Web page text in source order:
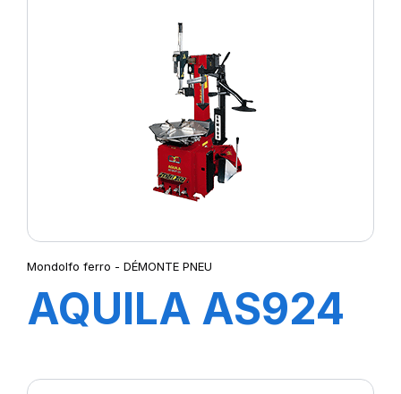
Mondolfo ferro - DÉMONTE PNEU
AQUILA AS924